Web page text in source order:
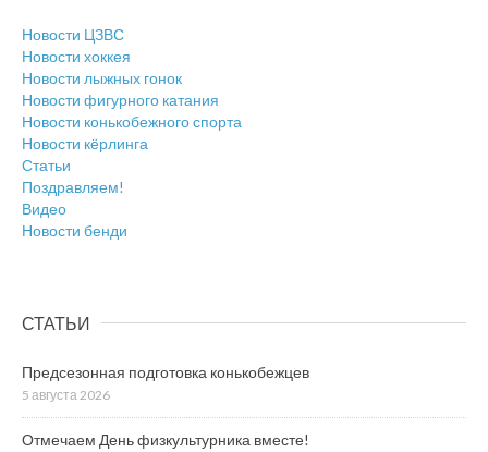
Новости ЦЗВС
Новости хоккея
Новости лыжных гонок
Новости фигурного катания
Новости конькобежного спорта
Новости кёрлинга
Статьи
Поздравляем!
Видео
Новости бенди
СТАТЬИ
Предсезонная подготовка конькобежцев
5 августа 2026
Отмечаем День физкультурника вместе!